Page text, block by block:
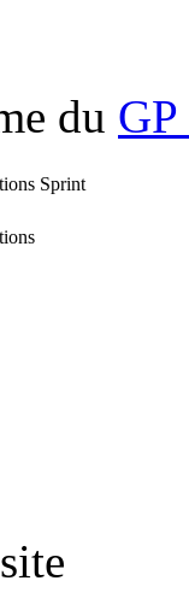
du
Sprint